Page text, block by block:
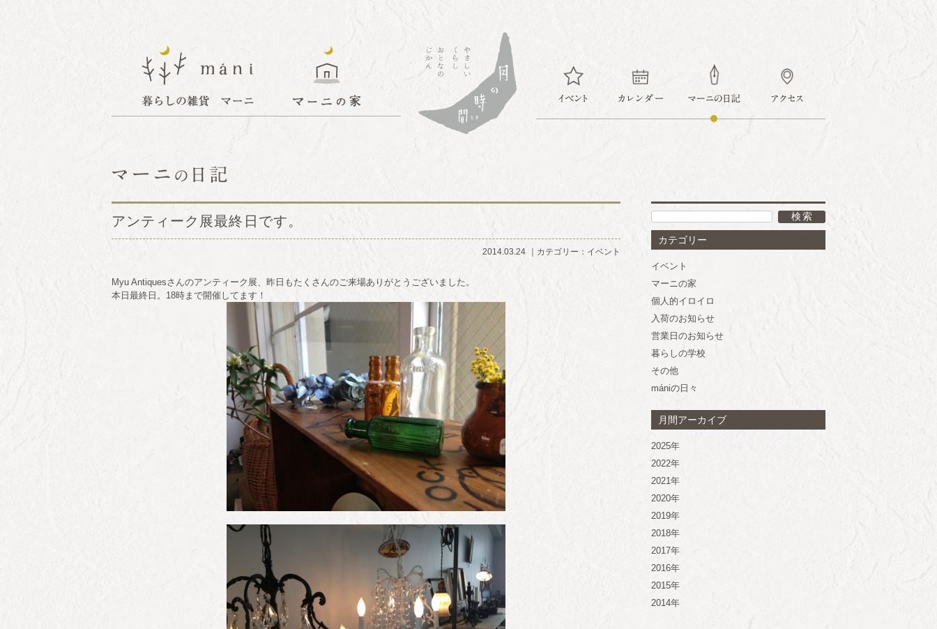
アンティーク展最終日です。
2014.03.24 カテゴリー： イベント
Myu Antiquesさんのアンティーク展、昨日もたくさんのご来場ありがとうございました。
本日最終日。18時まで開催してます！
カテゴリー
イベント
マーニの家
個人的イロイロ
入荷のお知らせ
営業日のお知らせ
暮らしの学校
その他
mániの日々
月間アーカイブ
2025年
2022年
2021年
2020年
2019年
2018年
2017年
2016年
2015年
2014年